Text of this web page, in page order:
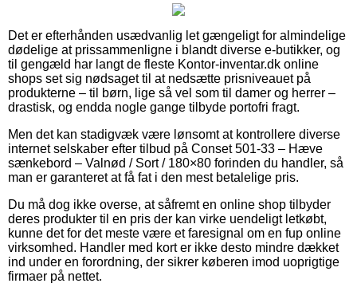
Det er efterhånden usædvanlig let gængeligt for almindelige
dødelige at prissammenligne i blandt diverse e-butikker, og
til gengæld har langt de fleste Kontor-inventar.dk online
shops set sig nødsaget til at nedsætte prisniveauet på
produkterne – til børn, lige så vel som til damer og herrer –
drastisk, og endda nogle gange tilbyde portofri fragt.
Men det kan stadigvæk være lønsomt at kontrollere diverse
internet selskaber efter tilbud på Conset 501-33 – Hæve
sænkebord – Valnød / Sort / 180×80 forinden du handler, så
man er garanteret at få fat i den mest betalelige pris.
Du må dog ikke overse, at såfremt en online shop tilbyder
deres produkter til en pris der kan virke uendeligt letkøbt,
kunne det for det meste være et faresignal om en fup online
virksomhed. Handler med kort er ikke desto mindre dækket
ind under en forordning, der sikrer køberen imod uoprigtige
firmaer på nettet.